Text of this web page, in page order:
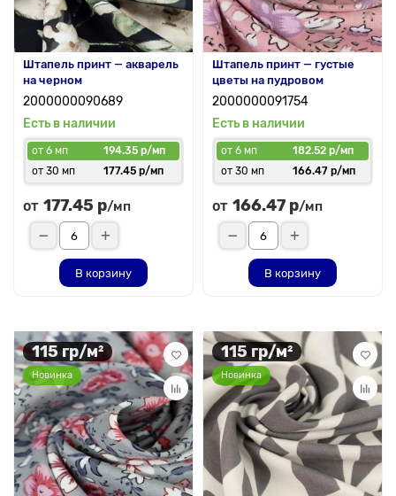
Штапель принт — акварель
на черном
2000000090689
Есть в наличии
от 6 мп
194.35 р/мп
от 30 мп
177.45 р/мп
от 177.45 р/мп
В корзину
Штапель принт — густые
цветы на пудровом
2000000091754
Есть в наличии
от 6 мп
182.52 р/мп
от 30 мп
166.47 р/мп
от 166.47 р/мп
В корзину
115 гр/м²
Новинка
115 гр/м²
Новинка